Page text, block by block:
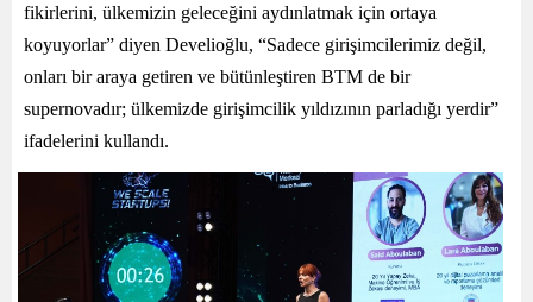
fikirlerini, ülkemizin geleceğini aydınlatmak için ortaya
koyuyorlar” diyen Develioğlu, “Sadece girişimcilerimiz değil,
onları bir araya getiren ve bütünleştiren BTM de bir
supernovadır; ülkemizde girişimcilik yıldızının parladığı yerdir”
ifadelerini kullandı.